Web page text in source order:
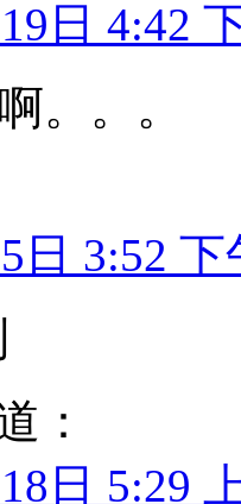
日 4:42
。。。
日 3:52 下
：
日 5:29